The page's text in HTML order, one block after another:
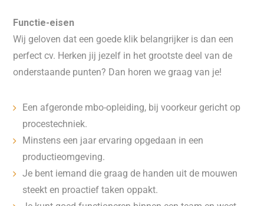
Functie-eisen
Wij geloven dat een goede klik belangrijker is dan een
perfect cv. Herken jij jezelf in het grootste deel van de
onderstaande punten? Dan horen we graag van je!
Een afgeronde mbo-opleiding, bij voorkeur gericht op
procestechniek.
Minstens een jaar ervaring opgedaan in een
productieomgeving.
Je bent iemand die graag de handen uit de mouwen
steekt en proactief taken oppakt.